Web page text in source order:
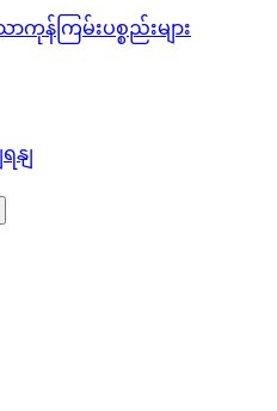
န်ကြမ်းပစ္စည်းများ
နျ